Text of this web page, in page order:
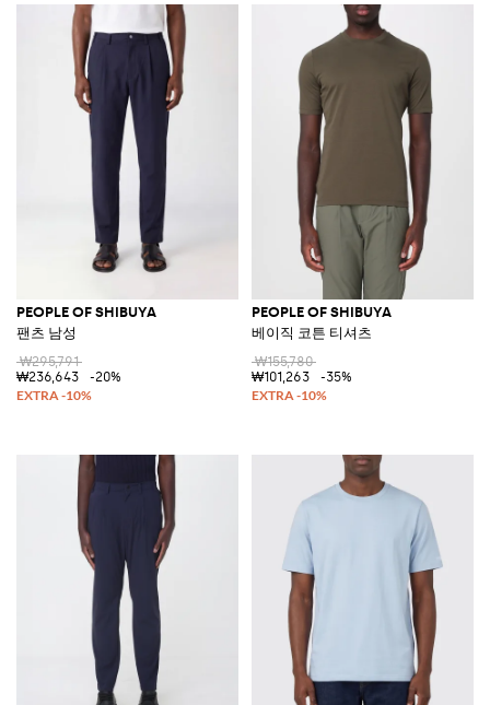
PEOPLE OF SHIBUYA
팬츠 남성
₩295,791
₩236,643
-20%
PEOPLE OF SHIBUYA
베이직 코튼 티셔츠
₩155,780
₩101,263
-35%